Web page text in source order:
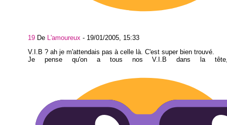
19 De L'amoureux - 19/01/2005, 15:33
V.I.B ? ah je m'attendais pas à celle là. C'est super bien trouvé.
Je pense qu'on a tous nos V.I.B dans la